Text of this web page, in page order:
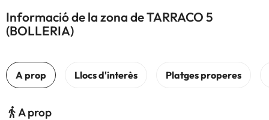
Informació de la zona de TARRACO 5
(BOLLERIA)
A prop